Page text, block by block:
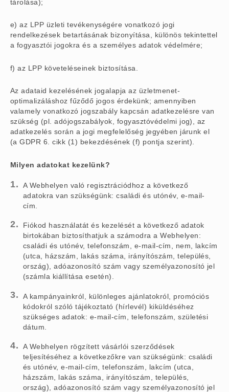
tárolása);
e) az LPP üzleti tevékenységére vonatkozó jogi
rendelkezések betartásának bizonyítása, különös tekintettel
a fogyasztói jogokra és a személyes adatok védelmére;
f) az LPP követeléseinek biztosítása.
Az adataid kezelésének jogalapja az üzletmenet-
optimalizáláshoz fűződő jogos érdekünk; amennyiben
valamely vonatkozó jogszabály kapcsán adatkezelésre van
szükség (pl. adójogszabályok, fogyasztóvédelmi jog), az
adatkezelés során a jogi megfelelőség jegyében járunk el
(a GDPR 6. cikk (1) bekezdésének (f) pontja szerint).
Milyen adatokat kezelünk?
A Webhelyen való regisztrációdhoz a következő
adatokra van szükségünk: családi és utónév, e-mail-
cím.
Fiókod használatát és kezelését a következő adatok
birtokában biztosíthatjuk a számodra a Webhelyen:
családi és utónév, telefonszám, e-mail-cím, nem, lakcím
(utca, házszám, lakás száma, irányítószám, település,
ország), adóazonosító szám vagy személyazonosító jel
(számla kiállítása esetén).
A kampányainkról, különleges ajánlatokról, promóciós
kódokról szóló tájékoztató (hírlevél) kiküldéséhez
szükséges adatok: e-mail-cím, telefonszám, születési
dátum.
A Webhelyen rögzített vásárlói szerződések
teljesítéséhez a következőkre van szükségünk: családi
és utónév, e-mail-cím, telefonszám, lakcím (utca,
házszám, lakás száma, irányítószám, település,
ország), adóazonosító szám vagy személyazonosító jel